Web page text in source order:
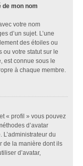
mon nom
votre nom
d’un sujet. L’une
des étoiles ou
ou votre statut sur le
est connue sous le
à chaque membre.
« profil » vous pouvez
d’avatar
L’administrateur du
de la manière dont ils
d’avatar,